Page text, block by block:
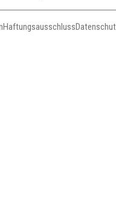
Haftungsausschluss